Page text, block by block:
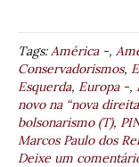
Tags:América -,
Conservadorismos,
Esquerda, Europa -,
novo na “nova
bolsonarismo (T),
Marcos Paulo dos
Deixe um